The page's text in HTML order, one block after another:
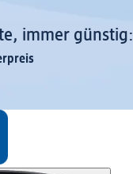
immer günstig: